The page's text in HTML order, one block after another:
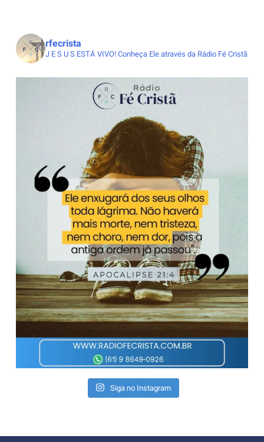
rfecrista
J E S U S ESTÁ VIVO!Conheça Ele através da Rádio Fé Cristã
Siga no Instagram